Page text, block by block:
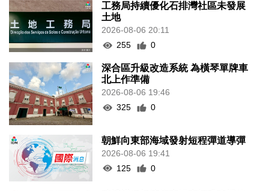
工務局持續優化石排灣社區未發展
土地
2026-08-06 20:11
255
0
深合區升級改造系統 為橫琴單牌車
北上作準備
2026-08-06 19:46
325
0
朝鮮向東部海域發射短程彈道導彈
2026-08-06 19:41
125
0